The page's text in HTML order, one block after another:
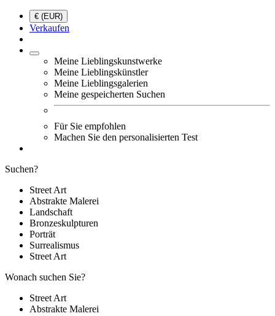
€ (EUR)
Verkaufen
Meine Lieblingskunstwerke
Meine Lieblingskünstler
Meine Lieblingsgalerien
Meine gespeicherten Suchen
Für Sie empfohlen
Machen Sie den personalisierten Test
Suchen?
Street Art
Abstrakte Malerei
Landschaft
Bronzeskulpturen
Porträt
Surrealismus
Street Art
Wonach suchen Sie?
Street Art
Abstrakte Malerei